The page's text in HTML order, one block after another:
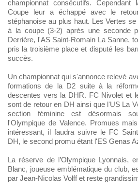
championnat consécutifs.
Coupe leur a échappé avec le
stéphanoise au plus haut. Les Vertes
à la coupe (3-2) après une seconde
Derrière, l'AS Saint-Romain La Sanne,
pris la troisième place et disputé les
succès.
Un championnat qui s'annonce relevé
formations de la D2 suite à la
descentes vers la DHR. FC Nivolet et
sont de retour en DH ainsi que l'US La
section féminine est désormais
l'Olympique de Valence. Promues
intéressant, il faudra suivre le FC
DH, le second promu étant l'ES Genas
La réserve de l’Olympique Lyonnais,
Blanc, joueuse emblématique du club,
par Jean-Nicolas Volff et reste